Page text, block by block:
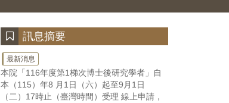
訊息摘要
最新消息
本院「116年度第1梯次博士後研究學者」自
本（115）年8 月1日（六）起至9月1日
（二）17時止（臺灣時間）受理 線上申請，